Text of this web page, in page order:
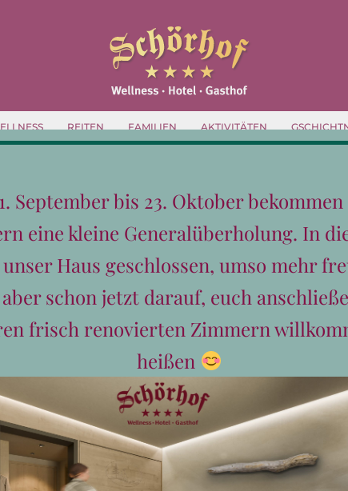
REITEN FAMILIEN AKTIVITÄTEN
9 Vorzüge von Skiurlaub im März
9 Vorzüge von Skiurlaub im März
Himmel und reichlich Platz auf den besten
Vorzüge von Skiurlaub im März liegen auf der
September bis 23. Oktober
eine kleine Generalüberholung. In
Haus geschlossen, umso mehr
schon jetzt darauf, euch
frisch renovierten Zimmern
heißen